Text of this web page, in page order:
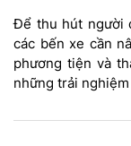
Để thu hút người
các bến xe cần
phương tiện và
những trải